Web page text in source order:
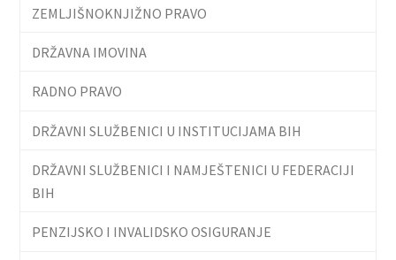
ZEMLJIŠNOKNJIŽNO PRAVO
DRŽAVNA IMOVINA
RADNO PRAVO
DRŽAVNI SLUŽBENICI U INSTITUCIJAMA BIH
DRŽAVNI SLUŽBENICI I NAMJEŠTENICI U FEDERACIJI
BIH
PENZIJSKO I INVALIDSKO OSIGURANJE